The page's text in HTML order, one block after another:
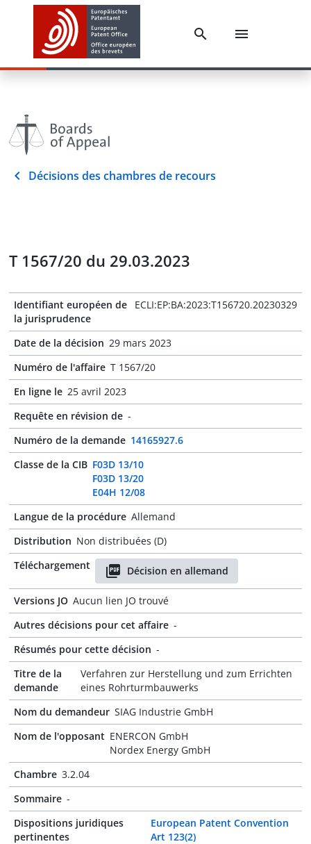
Décisions des chambres de recours
T 1567/20 du 29.03.2023
Identifiant européen de
la jurisprudence
ECLI:EP:BA:2023:T156720.20230329
Date de la décision 29 mars 2023
Numéro de l'affaire T 1567/20
En ligne le 25 avril 2023
Requête en révision de -
Numéro de la demande 14165927.6
Classe de la CIB F03D 13/10
F03D 13/20
E04H 12/08
Langue de la procédure Allemand
Distribution Non distribuées (D)
Téléchargement
Décision en allemand
Versions JO Aucun lien JO trouvé
Autres décisions pour cet affaire -
Résumés pour cette décision -
Titre de la
demande
Verfahren zur Herstellung und zum Errichten
eines Rohrturmbauwerks
Nom du demandeur SIAG Industrie GmbH
Nom de l'opposant ENERCON GmbH
Nordex Energy GmbH
Chambre 3.2.04
Sommaire -
Dispositions juridiques
pertinentes
European Patent Convention
Art 123(2)